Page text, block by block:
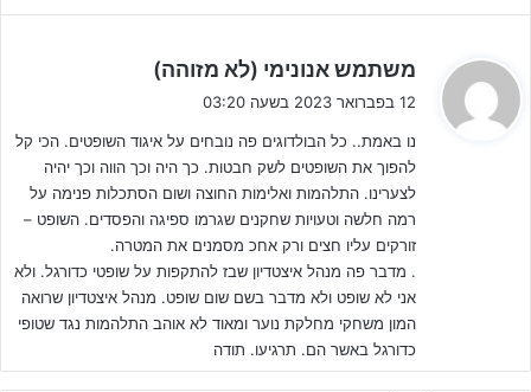
השטח בכדורגל הישראלי. איגוד השופטים מבצע פעולות רבות ומשקיע
משאבים רבים בכל הקשור לשיפוט בליגות החובבניות ובליגות הנוער.
האיגוד השנה הקים מערך חדש לגמרי אשר מכוון וממוקד לליגות הנוער
והליגות החובבניות והדבר כבר מניב את פירותיו, הן מבחינת גיוס
השופטים, איכות השופטים, הסדר באזורים, מענה לקבוצות ולתקשורת
קרה מקרה שלא היה צריך להתרחש ואנו נפיק את כל הלקחים, אך
הביקורת הנוקבת שלכם בעקבות מקרה ספציפי זה וההשלכה הגורפת
של אותו מקרה על המתרחש ב 800 משחקים נוספים שנערכו באותו
משתמש אנונימי (לא מזוהה)
ב
:
12 בפברואר 2023 בשעה 03:20
נו באמת.. כל הבולדוגים פה נובחים על איגוד השופטים. הכי קל
להפוך את השופטים לשק חבטות. כך היה וכך הווה וכך יהיה
לצערינו. התלהמות ואלימות החוצה ושום הסתכלות פנימה על
רמה חלשה וטעויות שחקנים שגרמו ספיגה והפסדים. השופט –
זורקים עליו חצים ורק אחכ מסמנים את המטרה.
. מדבר פה מנהל איצטדיון שבז להתקפות על שופטי כדורגל. ולא
אני לא שופט ולא מדבר בשם שום שופט. מנהל איצטדיון שרואה
המון משחקי מחלקת נוער ומאוד לא אוהב התלהמות נגד שטופי
כדורגל באשר הם. תרגיעו. תודה